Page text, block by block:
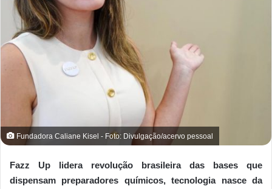
Fundadora Caliane Kisel - Foto: Divulgação/acervo pessoal
Fazz Up lidera revolução brasileira das bases que
dispensam preparadores químicos, tecnologia nasce da